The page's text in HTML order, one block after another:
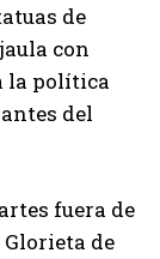
de
con
la política
del
fuera de
de